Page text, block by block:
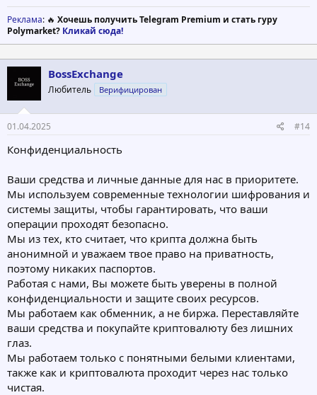
Реклама: 🔥 Хочешь получить Telegram Premium и стать гуру
Polymarket? Кликай сюда!
BossExchange
Любитель Верифицирован
01.04.2025 #14
Конфиденциальность
Ваши средства и личные данные для нас в приоритете.
Мы используем современные технологии шифрования и
системы защиты, чтобы гарантировать, что ваши
операции проходят безопасно.
Мы из тех, кто считает, что крипта должна быть
анонимной и уважаем твое право на приватность,
поэтому никаких паспортов.
Работая с нами, Вы можете быть уверены в полной
конфиденциальности и защите своих ресурсов.
Мы работаем как обменник, а не биржа. Переставляйте
ваши средства и покупайте криптовалюту без лишних
глаз.
Мы работаем только с понятными белыми клиентами,
также как и криптовалюта проходит через нас только
чистая.